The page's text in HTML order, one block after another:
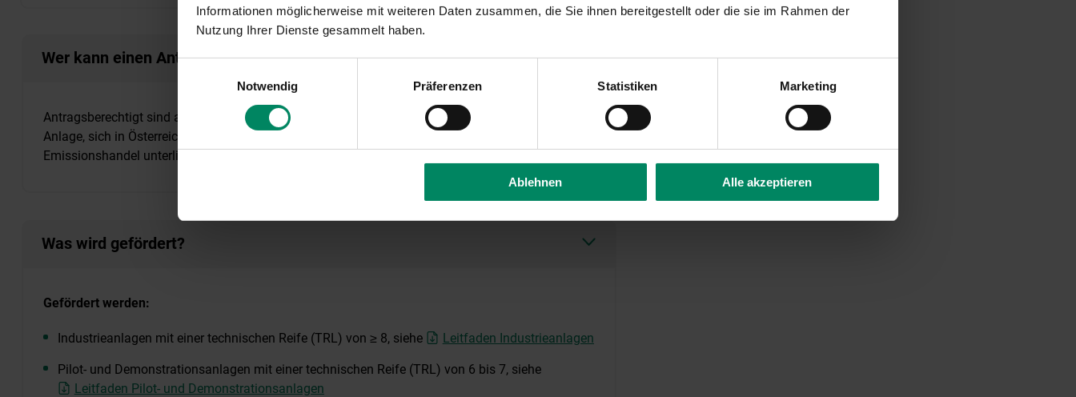
Informationen möglicherweise mit weiteren Daten zusammen, die Sie ihnen bereitgestellt oder die sie im Rahmen der
Nutzung Ihrer Dienste gesammelt haben.
Einwilligungsauswahl
Notwendig
Präferenzen Statistiken Marketing
Ablehnen Alle akzeptieren
Wer kann einen Antrag einreichen?
Antragsberechtigt sind alle Unternehmen gemäß UFG Anhang I deren Betriebsstandort oder
Anlage, sich in Österreich befindet. Dabei sind auch jene Anlagen umfasst, die dem EU-
Emissionshandel unterliegen.
Was wird gefördert?
Gefördert werden:
Industrieanlagen mit einer technischen Reife (TRL) von ≥ 8, siehe Leitfaden Industrieanlagen
Pilot- und Demonstrationsanlagen mit einer technischen Reife (TRL) von 6 bis 7, siehe
Leitfaden Pilot- und Demonstrationsanlagen